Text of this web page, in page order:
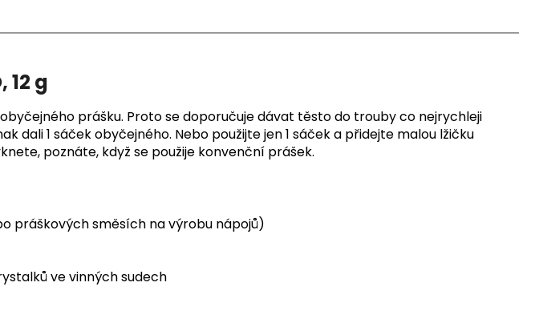
g
prášku. Proto se doporučuje dávat těsto do trouby co nejrychleji
dali 1 sáček obyčejného. Nebo použijte jen 1 sáček a přidejte malou lžičku
poznáte, když se použije konvenční prášek.
práškových směsích na výrobu nápojů)
ve vinných sudech